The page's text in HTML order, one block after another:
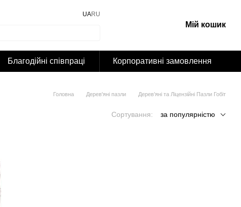
UARU
Мій кошик
Благодійні співпраці Корпоративні замовлення
Головна Дерев'яні пазли Дерев’яні та Ліцензійні Пазли Гобіт
Сортування: за популярністю